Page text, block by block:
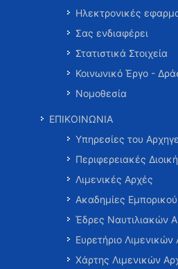
Ηλεκτρονικές
Σας ενδιαφέρει
Στατιστικά Στοιχεία
Κοινωνικό Έργο -
Νομοθεσία
ΕΠΙΚΟΙΝΩΝΙΑ
Υπηρεσίες του
Περιφερειακές
Λιμενικές Αρχές
Ακαδημίες
Έδρες Ναυτιλιακών
Ευρετήριο
Χάρτης Λιμενικών